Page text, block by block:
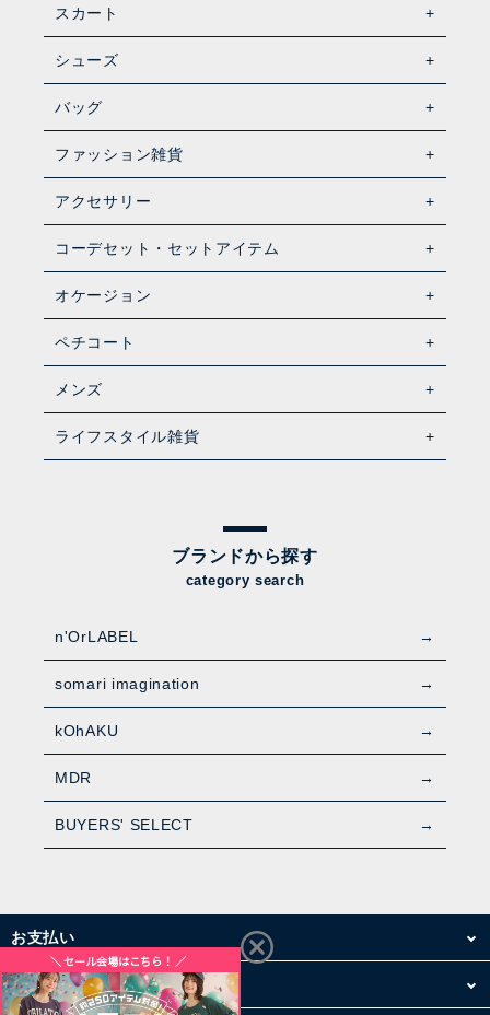
スカート
シューズ
バッグ
ファッション雑貨
アクセサリー
コーデセット・セットアイテム
オケージョン
ペチコート
メンズ
ライフスタイル雑貨
ブランドから探す
category search
n'OrLABEL
somari imagination
kOhAKU
MDR
BUYERS' SELECT
お支払い
配送・送料